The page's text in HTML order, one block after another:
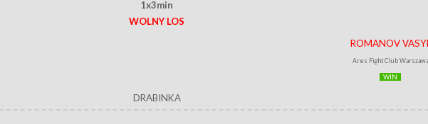
1x3min
WOLNY LOS
ROMANOV
Ares Fight Club Warszawa
WIN
DRABINKA